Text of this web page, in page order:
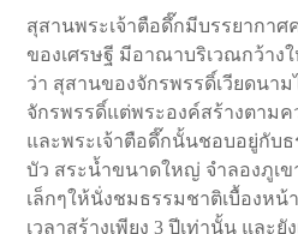
สุสานพระเจ้าตือดึ๊กมีบรรยากา
ของเศรษฐี มีอาณาบริเวณกว้า
ว่า สุสานของจักรพรรดิ์เวียดนา
จักรพรรดิ์แต่พระองค์สร้างตามค
และพระเจ้าตือดึ๊กนั้นชอบอยู่กับ
บัว สระน้ำขนาดใหญ่ จำลองภูเ
เล็กๆให้นั่งชมธรรมชาติเบื้องห
เวลาสร้างเพียง 3 ปีเท่านั้น และ